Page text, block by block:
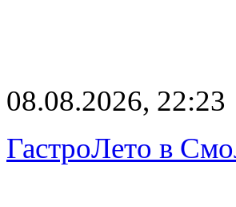
08.08.2026, 22:23
ГастроЛето в